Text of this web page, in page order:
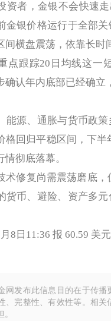
者，金银不会快速走
金银价格运行于全部
间横盘震荡，依靠长
跟踪20日均线这一短
确认年内底部已经确立
源、通胀与货币政策
格回归平稳区间，下半
彻底落幕。
修复尚需震荡磨底，
货币、避险、资产多
日11:36 报 60.59 美
网发布此信息目的在于传
、完整性、有效性等。相